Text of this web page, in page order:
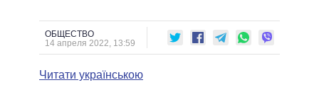
МЭРЫ
ВСЕ ПЕРСОНЫ
СРАВНЕНИЕ ПОЛИТИКОВ
ОБЩЕСТВО
14 апреля 2022, 13:59
Читати українською